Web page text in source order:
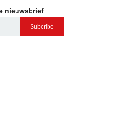
nieuwsbrief
Subcribe